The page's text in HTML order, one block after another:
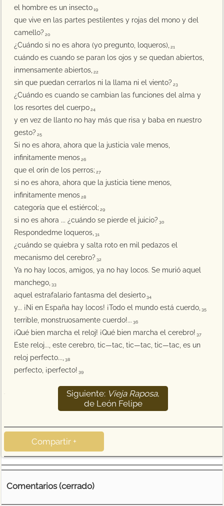
el hombre es un insecto 19
que vive en las partes pestilentes y rojas del mono y del
camello? 20
¿Cuándo si no es ahora (yo pregunto, loqueros), 21
cuándo es cuando se paran los ojos y se quedan abiertos,
inmensamente abiertos, 22
sin que puedan cerrarlos ni la llama ni el viento? 23
¿Cuándo es cuando se cambian las funciones del alma y
los resortes del cuerpo 24
y en vez de llanto no hay más que risa y baba en nuestro
gesto? 25
Si no es ahora, ahora que la justicia vale menos,
infinitamente menos 26
que el orín de los perros; 27
si no es ahora, ahora que la justicia tiene menos,
infinitamente menos 28
categoría que el estiércol; 29
si no es ahora ... ¿cuándo se pierde el juicio? 30
Respondedme loqueros, 31
¿cuándo se quiebra y salta roto en mil pedazos el
mecanismo del cerebro? 32
Ya no hay locos, amigos, ya no hay locos. Se murió aquel
manchego, 33
aquel estrafalario fantasma del desierto 34
y... ¡Ni en España hay locos! ¡Todo el mundo está cuerdo, 35
terrible, monstruosamente cuerdo!... 36
¡Qué bien marcha el reloj! ¡Qué bien marcha el cerebro! 37
Este reloj..., este cerebro, tic—tac, tic—tac, tic—tac, es un
reloj perfecto...,
38
perfecto, ¡perfecto! 39
Siguiente: Vieja Raposa,
de León Felipe
Compartir +
Comentarios (cerrado)